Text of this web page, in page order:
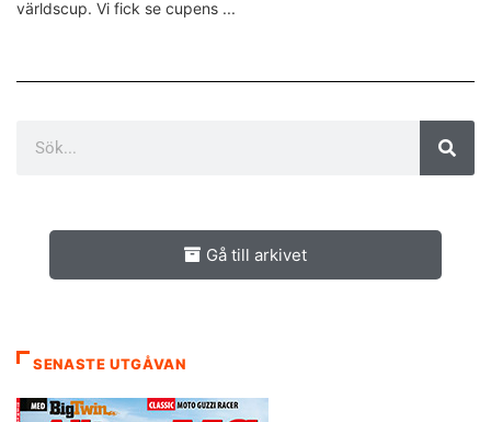
världscup. Vi fick se cupens
Gå till arkivet
SENASTE UTGÅVAN